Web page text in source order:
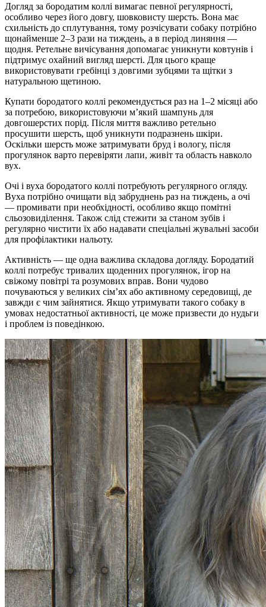
Догляд за бородатим коллі вимагає певної регулярності,
особливо через його довгу, шовковисту шерсть. Вона має
схильність до сплутування, тому розчісувати собаку потрібно
щонайменше 2–3 рази на тиждень, а в період линяння —
щодня. Ретельне вичісування допомагає уникнути ковтунів і
підтримує охайний вигляд шерсті. Для цього краще
використовувати гребінці з довгими зубцями та щітки з
натуральною щетиною.
Купати бородатого коллі рекомендується раз на 1–2 місяці або
за потребою, використовуючи м’який шампунь для
довгошерстих порід. Після миття важливо ретельно
просушити шерсть, щоб уникнути подразнень шкіри.
Оскільки шерсть може затримувати бруд і вологу, після
прогулянок варто перевіряти лапи, живіт та область навколо
вух.
Очі і вуха бородатого коллі потребують регулярного огляду.
Вуха потрібно очищати від забруднень раз на тиждень, а очі
— промивати при необхідності, особливо якщо помітні
сльозовиділення. Також слід стежити за станом зубів і
регулярно чистити їх або надавати спеціальні жувальні засоби
для профілактики нальоту.
Активність — ще одна важлива складова догляду. Бородатий
коллі потребує тривалих щоденних прогулянок, ігор на
свіжому повітрі та розумових вправ. Вони чудово
почуваються у великих сім’ях або активному середовищі, де
завжди є чим зайнятися. Якщо утримувати такого собаку в
умовах недостатньої активності, це може призвести до нудьги
і проблем із поведінкою.